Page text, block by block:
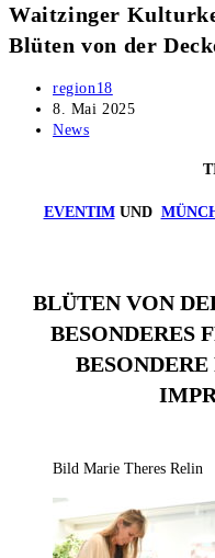
Waitzinger
Blüten von der
Beitrags-
Autor:
region18
Beitrag
veröffentlicht:
8. Mai 2025
Beitrags-
News
EVENTIMUND
BLÜTEN VON
BESONDERES
Bild Marie Theres Relin